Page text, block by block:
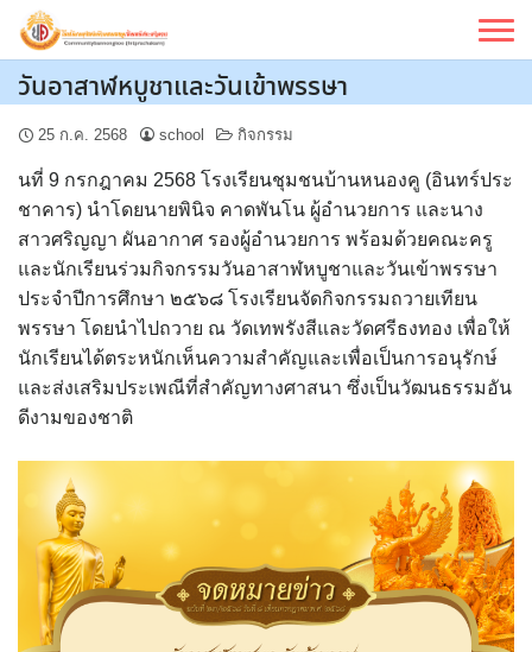
Skip
content
วันอาสาฬหบูชาและวันเข้าพรรษา
25 ก.ค. 2568 school กิจกรรม
นที่ 9 กรกฎาคม 2568 โรงเรียนชุมชนบ้านหนองคู (อินทร์ประ
ชาคาร) นำโดยนายพินิจ คาดพันโน ผู้อำนวยการ และนาง
สาวศริญญา ผันอากาศ รองผู้อำนวยการ พร้อมด้วยคณะครู
และนักเรียนร่วมกิจกรรมวันอาสาฬหบูชาและวันเข้าพรรษา
ประจำปีการศึกษา ๒๕๖๘ โรงเรียนจัดกิจกรรมถวายเทียน
พรรษา โดยนำไปถวาย ณ วัดเทพรังสีและวัดศรีธงทอง เพื่อให้
นักเรียนได้ตระหนักเห็นความสำคัญและเพื่อเป็นการอนุรักษ์
และส่งเสริมประเพณีที่สำคัญทางศาสนา ซึ่งเป็นวัฒนธรรมอัน
ดีงามของชาติ